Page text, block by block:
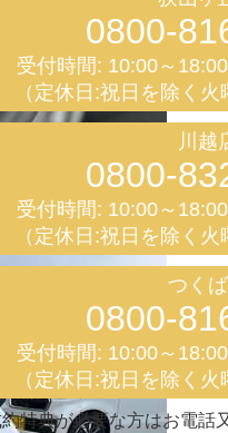
0800-
受付時間: 10:00～
（定休日:祝日を除く火
川越
0800-
受付時間: 10:00～
（定休日:祝日を除く火
つく
0800-
受付時間: 10:00～
（定休日:祝日を除く火
特典が必要な方はお電話